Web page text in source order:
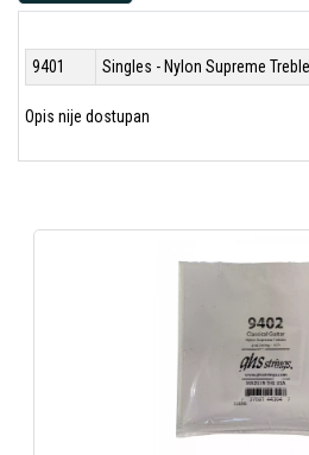
9401 Singles - Nylon Supreme
Opis nije dostupan